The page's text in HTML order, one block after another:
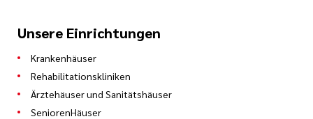
Unsere Einrichtungen
Krankenhäuser
Rehabilitationskliniken
Ärztehäuser und Sanitätshäuser
SeniorenHäuser